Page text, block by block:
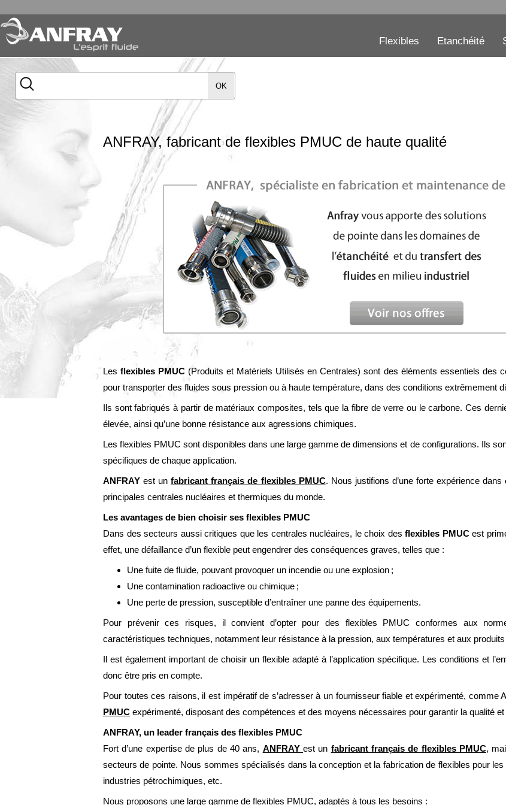
Flexibles Etanchéité
OK
ANFRAY, fabricant de flexibles PMUC de haute qualité
Lesflexibles PMUC (Produits et Matériels Utilisés en Centrales) sont des éléments essentiels des
pour transporter des fluides sous pression ou à haute température, dans des conditions extrêmement
Ils sont fabriqués à partir de matériaux composites, tels que la fibre de verre ou le carbone. Ces
élevée, ainsi qu’une bonne résistance aux agressions chimiques.
Les flexibles PMUC sont disponibles dans une large gamme de dimensions et de configurations. Ils
spécifiques de chaque application.
ANFRAYest unfabricant français de flexibles PMUC. Nous justifions d’une forte expérience
principales centrales nucléaires et thermiques du monde.
Les avantages de bien choisir ses flexibles PMUC
Dans des secteurs aussi critiques que les centrales nucléaires, le choix des flexibles PMUCest
effet, une défaillance d’un flexible peut engendrer des conséquences graves, telles que :
Une fuite de fluide, pouvant provoquer un incendie ou une explosion ;
Une contamination radioactive ou chimique ;
Une perte de pression, susceptible d’entraîner une panne des équipements.
Pour prévenir ces risques, il convient d’opter pour des flexibles PMUC conformes aux
caractéristiques techniques, notamment leur résistance à la pression, aux températures et aux
Il est également important de choisir un flexible adapté à l’application spécifique. Les conditions et
donc être pris en compte.
Pour toutes ces raisons, il est impératif de s’adresser à un fournisseur fiable et expérimenté, comme
PMUC expérimenté, disposant des compétences et des moyens nécessaires pour garantir la qualité
ANFRAY, un leader français des flexibles PMUC
Fort d’une expertise de plus de 40 ans, ANFRAYest un fabricant français de flexibles PMUC,
secteurs de pointe. Nous sommes spécialisés dans la conception et la fabrication de flexibles pour
industries pétrochimiques, etc.
Nous proposons une large gamme de flexibles PMUC, adaptés à tous les besoins :